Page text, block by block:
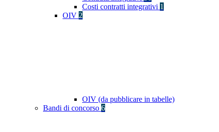
Costi contratti integrativi 1
OIV 2
OIV (da pubblicare in tabelle)
Bandi di concorso 6